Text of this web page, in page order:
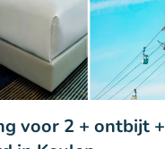
voor 2 + ontbijt +